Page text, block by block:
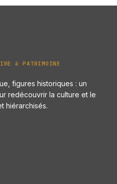
& PATRIMOINE
figures historiques : un
redécouvrir la culture et le
hiérarchisés.